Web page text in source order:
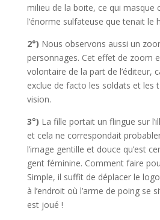
milieu de la boite, ce qui masque
l’énorme sulfateuse que tenait le
2°) Nous observons aussi un
personnages. Cet effet de zoom
volontaire de la part de l’éditeur,
exclue de facto les soldats et les
vision.
3°) La fille portait un flingue sur
et cela ne correspondait
l’image gentille et douce qu’est
gent féminine. Comment faire
Simple, il suffit de déplacer le
à l’endroit où l’arme de poing se
est joué !